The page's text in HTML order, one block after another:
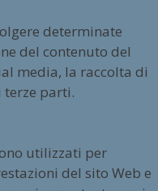
determinate
del contenuto del
media, la raccolta di
parti.
utilizzati per
del sito Web e